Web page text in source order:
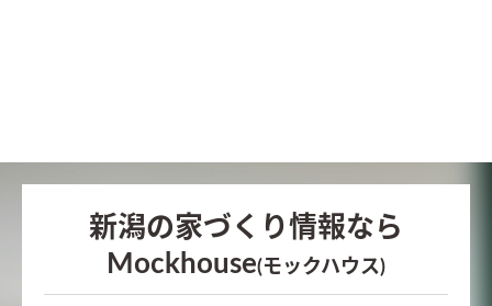
新潟の家づくり情報なら
Mockhouse(モックハウス)